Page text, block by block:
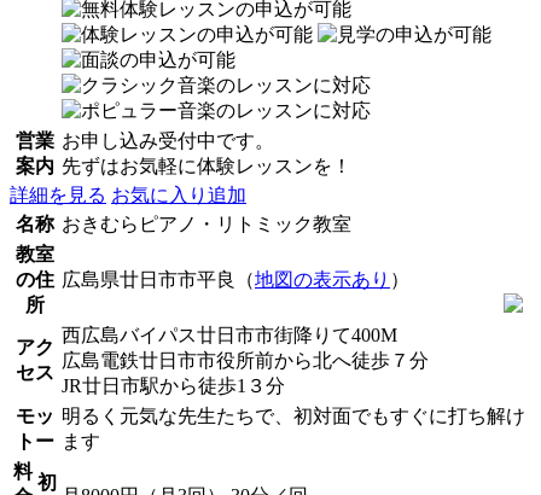
営業
案内
お申し込み受付中です。
先ずはお気軽に体験レッスンを！
詳細を見る お気に入り追加
名称 おきむらピアノ・リトミック教室
教室
の住
所
広島県廿日市市平良（地図の表示あり ）
アク
セス
西広島バイパス廿日市市街降りて400M
広島電鉄廿日市市役所前から北へ徒歩７分
JR廿日市駅から徒歩1３分
モッ
トー
明るく元気な先生たちで、初対面でもすぐに打ち解け
ます
料
初